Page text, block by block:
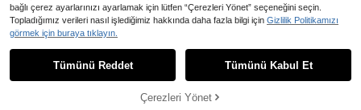
En Çok Satanlar #Chromecore
Siren Gaze Kadın Göz Alıcı Gümüş
Payetli Üst, Asimetrik Yaka Parlak T
aşlı Işıltılı Bluz, 70'ler Yaz Gece Kul
übü Parti Disko, Zarif Lüks Şık Stil
1.146
En Çok Satanlar Soleia
757,28TL -3%
SEPETE EKLE
bağlı çerez ayarlarınızı ayarlamak için lütfen “Çerezleri Yönet” seçeneğini seçin.
Topladığımız verileri nasıl işlediğimiz hakkında daha fazla bilgi için Gizlilik Politikamızı
görmek için buraya tıklayın.
Tümünü Reddet Tümünü Kabul Et
Çerezleri Yönet